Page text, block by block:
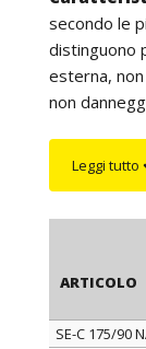
secondo le
distinguono
esterna,
non
intendersi
Su richiesta
Leggi tutto
ARTICOLO
SE-C 175/90